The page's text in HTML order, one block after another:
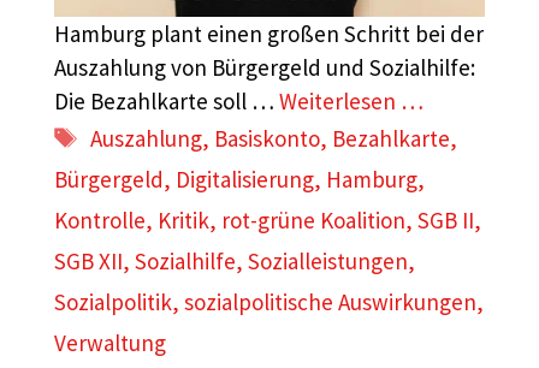
Hamburg plant einen großen Schritt bei der
Auszahlung von Bürgergeld und Sozialhilfe:
Die Bezahlkarte soll … Weiterlesen …
Schlagwörter
Auszahlung, Basiskonto, Bezahlkarte,
Bürgergeld, Digitalisierung, Hamburg,
Kontrolle, Kritik, rot-grüne Koalition, SGB II,
SGB XII, Sozialhilfe, Sozialleistungen,
Sozialpolitik, sozialpolitische Auswirkungen,
Verwaltung